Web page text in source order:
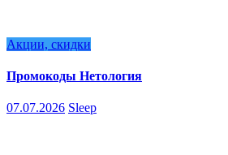
Акции, скидки
Промокоды Нетология
07.07.2026 Sleep